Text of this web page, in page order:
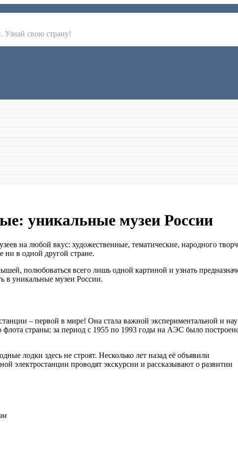
Узнай свою страну!
уникальные музеи России
на любой вкус: художественные, тематические, народного
ни в одной другой стране.
полюбоваться всего лишь одной картиной и узнать
в уникальные музеи России.
– первой в мире! Она стала важной экспериментальной и
флота страны: за период с 1955 по 1993 годы на АЭС было
лодки здесь не строят. Несколько лет назад её объявили
электростанции проводят экскурсии и рассказывают о развитии